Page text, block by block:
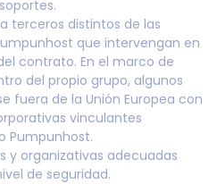
terceros distintos de las
que intervengan en
contrato. En el marco de
del propio grupo, algunos
fuera de la Unión Europea con
vinculantes
Pumpunhost.
y organizativas adecuadas
de seguridad.